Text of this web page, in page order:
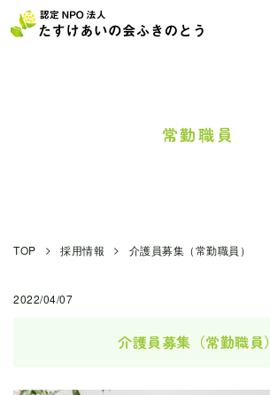
常勤職員
TOP > 採用情報 > 介護員募集（常勤職員）
2022/04/07
介護員募集（常勤職員）